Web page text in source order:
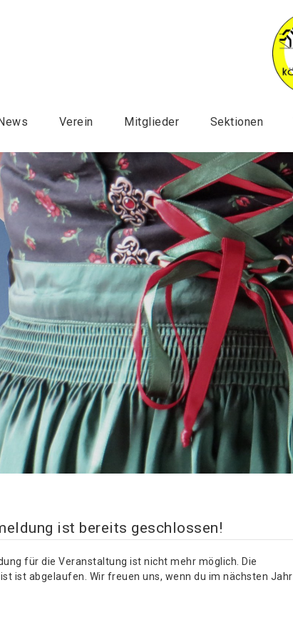
News Verein Mitglieder Sektionen
ist bereits geschlossen!
für die Veranstaltung ist nicht mehr möglich. Die
ist abgelaufen. Wir freuen uns, wenn du im nächsten Jahr